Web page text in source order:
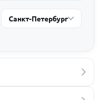
Санкт-Петербург